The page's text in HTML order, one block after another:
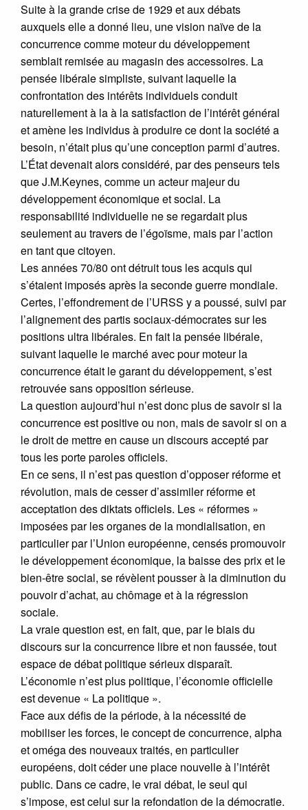
Suite à la grande crise de 1929 et aux débats
auxquels elle a donné lieu, une vision naïve de la
concurrence comme moteur du développement
semblait remisée au magasin des accessoires. La
pensée libérale simpliste, suivant laquelle la
confrontation des intérêts individuels conduit
naturellement à la à la satisfaction de l’intérêt général
et amène les individus à produire ce dont la société a
besoin, n’était plus qu’une conception parmi d’autres.
L’État devenait alors considéré, par des penseurs tels
que J.M.Keynes, comme un acteur majeur du
développement économique et social. La
responsabilité individuelle ne se regardait plus
seulement au travers de l’égoïsme, mais par l’action
en tant que citoyen.
Les années 70/80 ont détruit tous les acquis qui
s’étaient imposés après la seconde guerre mondiale.
Certes, l’effondrement de l’URSS y a poussé, suivi par
l’alignement des partis sociaux-démocrates sur les
positions ultra libérales. En fait la pensée libérale,
suivant laquelle le marché avec pour moteur la
concurrence était le garant du développement, s’est
retrouvée sans opposition sérieuse.
La question aujourd’hui n’est donc plus de savoir si la
concurrence est positive ou non, mais de savoir si on a
le droit de mettre en cause un discours accepté par
tous les porte paroles officiels.
En ce sens, il n’est pas question d’opposer réforme et
révolution, mais de cesser d’assimiler réforme et
acceptation des diktats officiels. Les « réformes »
imposées par les organes de la mondialisation, en
particulier par l’Union européenne, censés promouvoir
le développement économique, la baisse des prix et le
bien-être social, se révèlent pousser à la diminution du
pouvoir d’achat, au chômage et à la régression
sociale.
La vraie question est, en fait, que, par le biais du
discours sur la concurrence libre et non faussée, tout
espace de débat politique sérieux disparaît.
L’économie n’est plus politique, l’économie officielle
est devenue « La politique ».
Face aux défis de la période, à la nécessité de
mobiliser les forces, le concept de concurrence, alpha
et oméga des nouveaux traités, en particulier
européens, doit céder une place nouvelle à l’intérêt
public. Dans ce cadre, le vrai débat, le seul qui
s’impose, est celui sur la refondation de la démocratie.